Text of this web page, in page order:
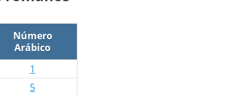
Número
Arábico
1
5